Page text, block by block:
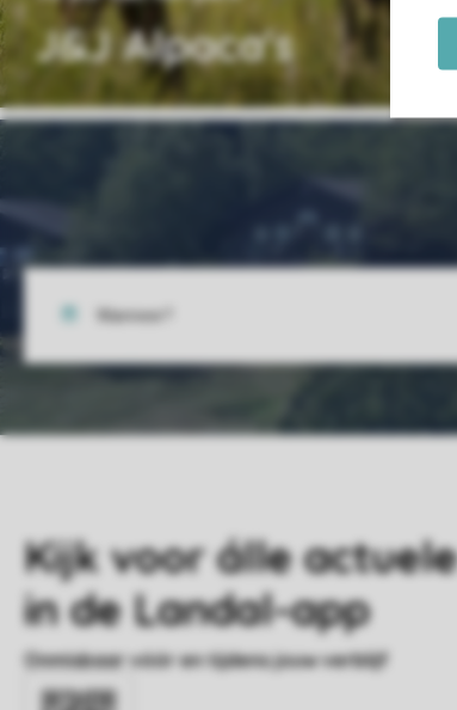
J&J Alpaca's